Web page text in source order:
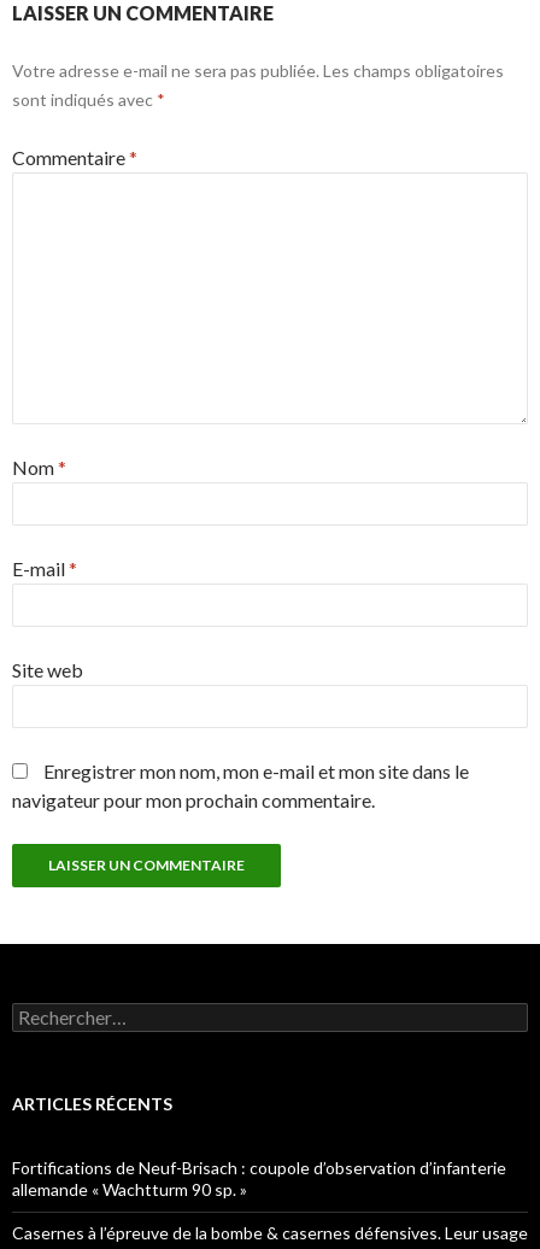
LAISSER UN COMMENTAIRE
Votre adresse e-mail ne sera pas publiée. Les champs obligatoires
sont indiqués avec *
Commentaire*
Nom*
E-mail*
Site web
Enregistrer mon nom, mon e-mail et mon site dans le
navigateur pour mon prochain commentaire.
Rechercher :
ARTICLES RÉCENTS
Fortifications de Neuf-Brisach : coupole d’observation d’infanterie
allemande « Wachtturm 90 sp. »
Casernes à l’épreuve de la bombe & casernes défensives. Leur usage